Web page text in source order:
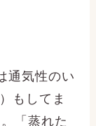
通気性のい
もしてま
「蒸れた